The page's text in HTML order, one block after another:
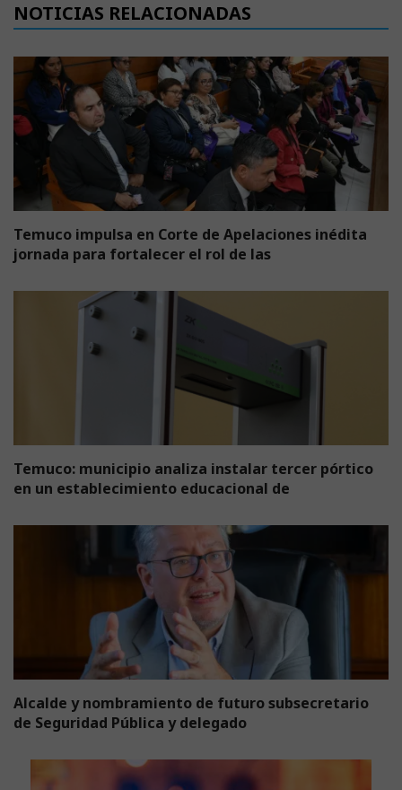
NOTICIAS RELACIONADAS
Temuco impulsa en Corte de Apelaciones inédita
jornada para fortalecer el rol de las
Temuco: municipio analiza instalar tercer pórtico
en un establecimiento educacional de
Alcalde y nombramiento de futuro subsecretario
de Seguridad Pública y delegado